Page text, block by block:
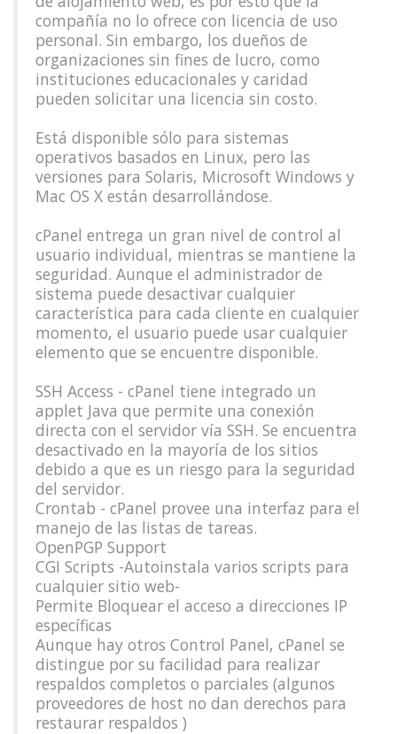
compañía no lo ofrece con licencia de uso
personal. Sin embargo, los dueños de
organizaciones sin fines de lucro, como
instituciones educacionales y caridad
pueden solicitar una licencia sin costo.
Está disponible sólo para sistemas
operativos basados en Linux, pero las
versiones para Solaris, Microsoft Windows y
Mac OS X están desarrollándose.
cPanel entrega un gran nivel de control al
usuario individual, mientras se mantiene la
seguridad. Aunque el administrador de
sistema puede desactivar cualquier
característica para cada cliente en cualquier
momento, el usuario puede usar cualquier
elemento que se encuentre disponible.
SSH Access - cPanel tiene integrado un
applet Java que permite una conexión
directa con el servidor vía SSH. Se encuentra
desactivado en la mayoría de los sitios
debido a que es un riesgo para la seguridad
del servidor.
Crontab - cPanel provee una interfaz para el
manejo de las listas de tareas.
OpenPGP Support
CGI Scripts -Autoinstala varios scripts para
cualquier sitio web-
Permite Bloquear el acceso a direcciones IP
específicas
Aunque hay otros Control Panel, cPanel se
distingue por su facilidad para realizar
respaldos completos o parciales (algunos
proveedores de host no dan derechos para
restaurar respaldos )